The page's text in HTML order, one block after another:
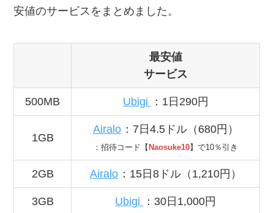
安値のサービスをまとめました。
最安値
サービス
500MB Ubigi ：1日290円
1GB
Airalo ：7日4.5ドル（680円）
：招待コード【 Naosuke10】で10％引き
2GB Airalo ：15日8ドル（1,210円）
3GB Ubigi ：30日1,000円